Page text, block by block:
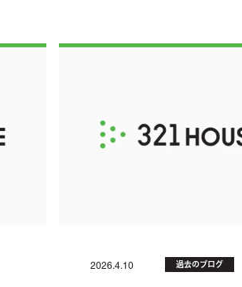
2026.4.10 過去のブログ